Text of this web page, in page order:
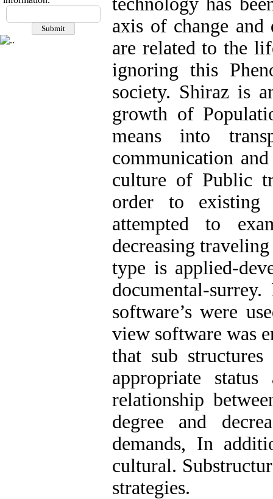
axis of change
are related to the
ignoring this
society. Shiraz is
growth of
means into
communication
culture of Public
order to existing
attempted to
decreasing
type is applied-
documental-
software’s were
view software was
that sub
appropriate
relationship
degree and
demands, In
cultural.
strategies.